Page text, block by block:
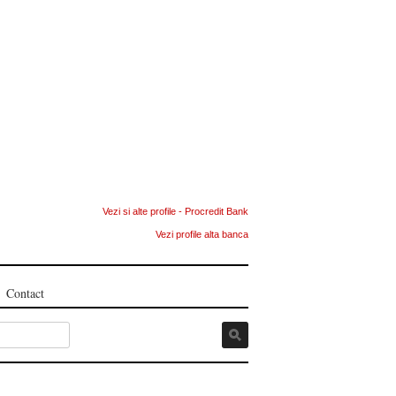
Vezi si alte profile - Procredit Bank
Vezi profile alta banca
Contact